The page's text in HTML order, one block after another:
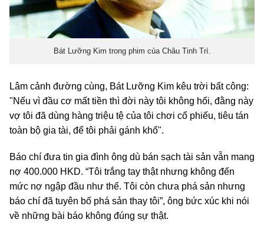
Bát Lưỡng Kim trong phim của Châu Tinh Trì.
Lâm cảnh đường cùng, Bát Lưỡng Kim kêu trời bất công:
"Nếu vì đầu cơ mất tiền thì đời này tôi không hối, đằng này
vợ tôi đã dùng hàng triệu tệ của tôi chơi cổ phiếu, tiêu tán
toàn bộ gia tài, để tôi phải gánh khổ".
Báo chí đưa tin gia đình ông dù bán sạch tài sản vẫn mang
nợ 400.000 HKD. “Tôi trắng tay thật nhưng không đến
mức nợ ngập đầu như thế. Tôi còn chưa phá sản nhưng
báo chí đã tuyên bố phá sản thay tôi”, ông bức xúc khi nói
về những bài báo không đúng sự thật.